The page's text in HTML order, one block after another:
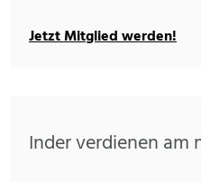
Jetzt Mitglied werden!
Inder verdienen am